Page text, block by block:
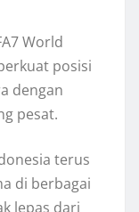
World
posisi
dengan
pesat.
terus
di berbagai
lepas dari